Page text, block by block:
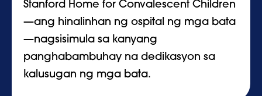
Stanford Home for Convalescent Children
—ang hinalinhan ng ospital ng mga bata
—nagsisimula sa kanyang
panghabambuhay na dedikasyon sa
kalusugan ng mga bata.